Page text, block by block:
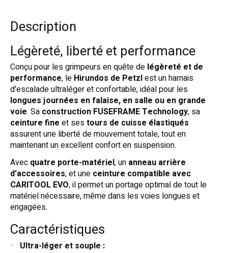
Description
Légèreté, liberté et performance
Conçu pour les grimpeurs en quête de légèreté et de
performance, le Hirundos de Petzlest un harnais
d'escalade ultraléger et confortable, idéal pour les
longues journées en falaise, en salle ou en grande
voie. Sa construction FUSEFRAME Technology, sa
ceinture fine et sestours de cuisse élastiqués
assurent une liberté de mouvement totale, tout en
maintenant un excellent confort en suspension.
Avec quatre porte-matériel, un anneau arrière
d’accessoires, et une ceinture compatible avec
CARITOOL EVO, il permet un portage optimal de tout le
matériel nécessaire, même dans les voies longues et
engagées.
Caractéristiques
Ultra-léger et souple :